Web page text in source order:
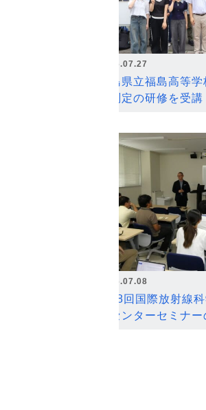
2026.07.27
福島県立福島高等
ン測定の研修を受講
2026.07.08
第18回国際放射線
ンセンターセミナ